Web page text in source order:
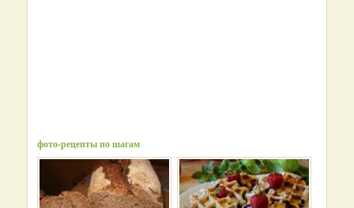
фото-рецепты по шагам